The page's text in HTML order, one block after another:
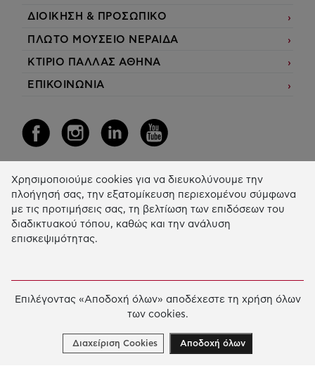
ΔΙΟΙΚΗΣΗ & ΠΡΟΣΩΠΙΚΟ
ΠΛΩΤΟ ΜΟΥΣΕΙΟ ΝΕΡΑΙΔΑ
ΚΤΙΡΙΟ ΠΑΛΛΑΣ ΑΘΗΝΑ
ΕΠΙΚΟΙΝΩΝΙΑ
Η Δράση μας
ΕΚΠΑIΔΕΥΣΗ & ΑΝΑΠΤΥΞΗ ΔΕΞΙΟΤΗΤΩΝ
ΚΑΙΝΟΤΟΜΙΑ & ΒΙΩΣΙΜΗ ΑΝΑΠΤΥΞΗ
ΧΡΗΜΑΤΟΔΟΤΗΣΕΙΣ
Χρησιμοποιούμε cookies για να διευκολύνουμε την
πλοήγησή σας, την εξατομίκευση περιεχομένου σύμφωνα
με τις προτιμήσεις σας, τη βελτίωση των επιδόσεων του
διαδικτυακού τόπου, καθώς και την ανάλυση
επισκεψιμότητας.
Επιλέγοντας «Αποδοχή όλων» αποδέχεστε τη χρήση όλων
των cookies.
Διαχείριση Cookies Αποδοχή όλων